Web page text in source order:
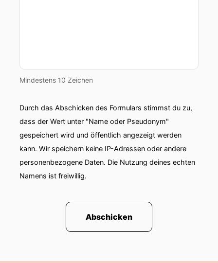
Mindestens 10 Zeichen
Durch das Abschicken des Formulars stimmst du zu,
dass der Wert unter "Name oder Pseudonym"
gespeichert wird und öffentlich angezeigt werden
kann. Wir speichern keine IP-Adressen oder andere
personenbezogene Daten. Die Nutzung deines echten
Namens ist freiwillig.
Abschicken